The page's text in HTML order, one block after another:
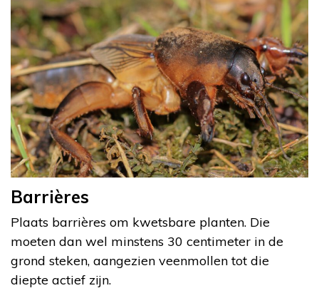
Barrières
Plaats barrières om kwetsbare planten. Die
moeten dan wel minstens 30 centimeter in de
grond steken, aangezien veenmollen tot die
diepte actief zijn.